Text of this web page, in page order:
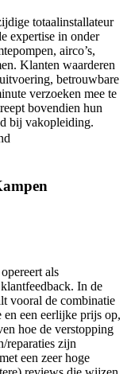
totaalinstallateur
expertise in onder
airco’s,
Klanten waarderen
betrouwbare
verzoeken mee te
bovendien hun
bij vakopleiding.
als
In de
vooral de combinatie
een eerlijke prijs op,
hoe de verstopping
reparaties zijn
een zeer hoge